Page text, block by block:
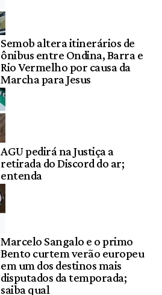
Semob altera itinerários de
ônibus entre Ondina, Barra e
Rio Vermelho por causa da
Marcha para Jesus
AGU pedirá na Justiça a
retirada do Discord do ar;
entenda
Marcelo Sangalo e o primo
Bento curtem verão europeu
em um dos destinos mais
disputados da temporada;
saiba qual